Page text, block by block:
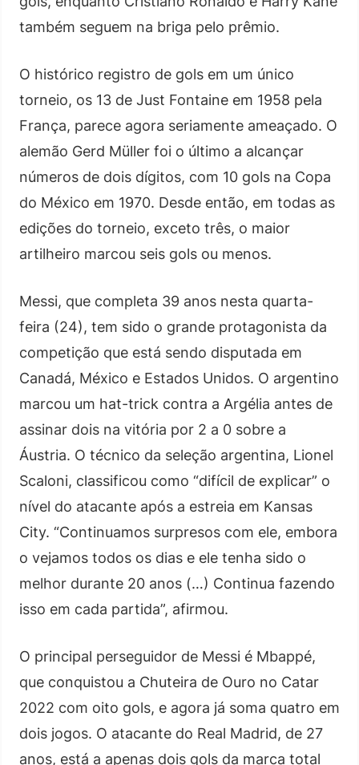
também seguem na briga pelo prêmio.
O histórico registro de gols em um único
torneio, os 13 de Just Fontaine em 1958 pela
França, parece agora seriamente ameaçado. O
alemão Gerd Müller foi o último a alcançar
números de dois dígitos, com 10 gols na Copa
do México em 1970. Desde então, em todas as
edições do torneio, exceto três, o maior
artilheiro marcou seis gols ou menos.
Messi, que completa 39 anos nesta quarta-
feira (24), tem sido o grande protagonista da
competição que está sendo disputada em
Canadá, México e Estados Unidos. O argentino
marcou um hat-trick contra a Argélia antes de
assinar dois na vitória por 2 a 0 sobre a
Áustria. O técnico da seleção argentina, Lionel
Scaloni, classificou como “difícil de explicar” o
nível do atacante após a estreia em Kansas
City. “Continuamos surpresos com ele, embora
o vejamos todos os dias e ele tenha sido o
melhor durante 20 anos (…) Continua fazendo
isso em cada partida”, afirmou.
O principal perseguidor de Messi é Mbappé,
que conquistou a Chuteira de Ouro no Catar
2022 com oito gols, e agora já soma quatro em
dois jogos. O atacante do Real Madrid, de 27
anos, está a apenas dois gols da marca total